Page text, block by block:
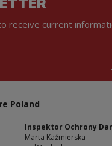
receive current
Poland
Inspektor Ochrony
Marta Kaźmierska